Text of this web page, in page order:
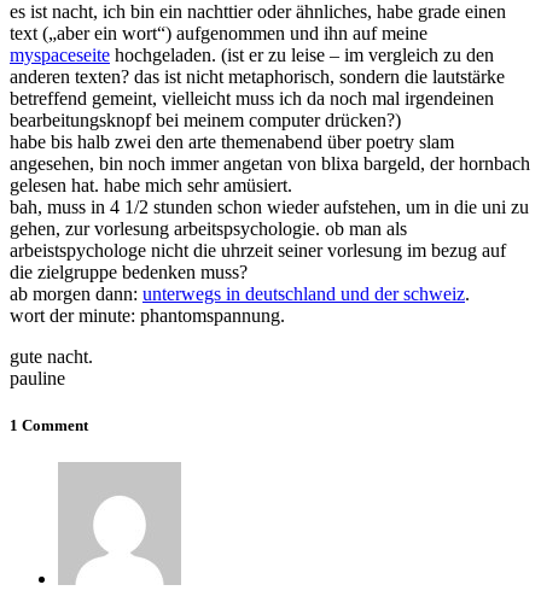
es ist nacht, ich bin ein nachttier oder ähnliches, habe grade einen
text („aber ein wort“) aufgenommen und ihn auf meine
myspaceseite hochgeladen. (ist er zu leise – im vergleich zu den
anderen texten? das ist nicht metaphorisch, sondern die lautstärke
betreffend gemeint, vielleicht muss ich da noch mal irgendeinen
bearbeitungsknopf bei meinem computer drücken?)
habe bis halb zwei den arte themenabend über poetry slam
angesehen, bin noch immer angetan von blixa bargeld, der hornbach
gelesen hat. habe mich sehr amüsiert.
bah, muss in 4 1/2 stunden schon wieder aufstehen, um in die uni zu
gehen, zur vorlesung arbeitspsychologie. ob man als
arbeistspychologe nicht die uhrzeit seiner vorlesung im bezug auf
die zielgruppe bedenken muss?
ab morgen dann: unterwegs in deutschland und der schweiz.
wort der minute: phantomspannung.
gute nacht.
pauline
1 Comment